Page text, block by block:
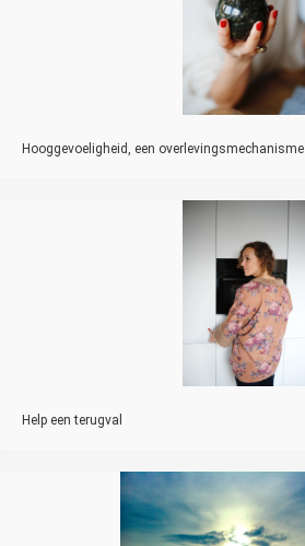
Hooggevoeligheid, een overlevingsmechanisme
Help een terugval